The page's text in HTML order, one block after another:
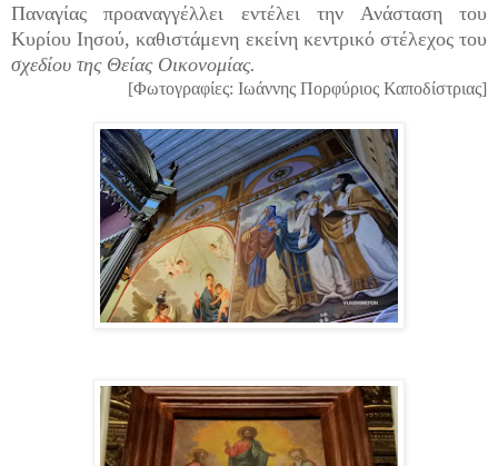
Παναγίας προαναγγέλλει εντέλει την Ανάσταση του
Κυρίου Ιησού, καθιστάμενη εκείνη κεντρικό στέλεχος του
σχεδίου της Θείας Οικονομίας.
[Φωτογραφίες: Ιωάννης Πορφύριος Καποδίστριας]